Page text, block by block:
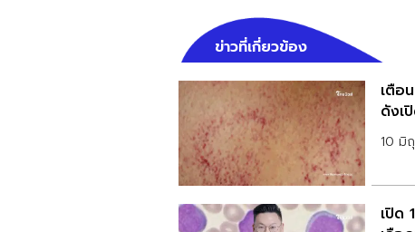
ข่าวที่เกี่ยวข้อง
เตือ
ดังเ
10 มิ
เปิด